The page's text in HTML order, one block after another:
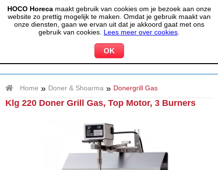
HOCO Horecamaakt gebruik van cookies om je bezoek aan onze
website zo prettig mogelijk te maken. Omdat je gebruik maakt van
onze diensten, gaan we ervan uit dat je akkoord gaat met ons
gebruik van cookies. Lees meer over cookies
(020) 497 6325 info@hocohoreca.nl
MIJN ACCOUNT 0 WINKELWAGEN
Home » Doner & Shoarma » Donergrill Gas
Klg 220 Doner Grill Gas, Top Motor, 3 Burners